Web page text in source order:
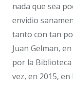
nada que sea
envidio
tanto con tan
Juan Gelman,
por la
vez, en 2015, en